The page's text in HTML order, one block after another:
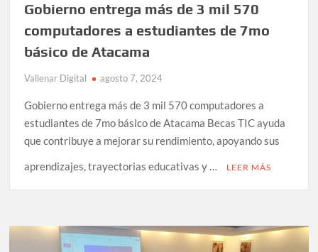
Gobierno entrega más de 3 mil 570
computadores a estudiantes de 7mo
básico de Atacama
Vallenar Digital agosto 7, 2024
Gobierno entrega más de 3 mil 570 computadores a
estudiantes de 7mo básico de Atacama Becas TIC ayuda
que contribuye a mejorar su rendimiento, apoyando sus
aprendizajes, trayectorias educativas y …
LEER MÁS